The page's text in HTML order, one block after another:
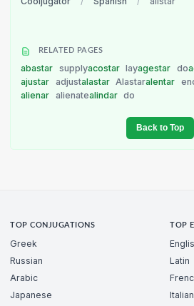
RELATED PAGES
abastar supplyacostar layagestar do
ajustar adjustalastar Alastaralentar
alienar alienatealindar do
Back to Top
TOP CONJUGATIONS
Greek
Russian
Arabic
Japanese
TOP
Latin
Italian